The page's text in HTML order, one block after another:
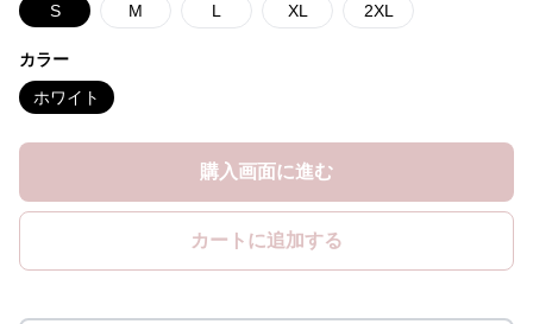
S M L XL 2XL
カラー
ホワイト
購入画面に進む
カートに追加する